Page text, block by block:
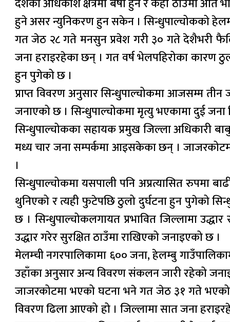
हुने असर न्युनिकरण हुन सकेन । सिन्धुपाल्चोकको
गत जेठ २८ गते मनसुन प्रवेश गरी ३० गते देशैभरी
जना हराइरहेका छन् । गत वर्ष भेलपहिरोका कारण
हुन पुगेको छ ।
प्राप्त विवरण अनुसार सिन्धुपाल्चोकमा आजसम्म
जनाएको छ । सिन्धुपाल्चोकमा मृत्यु भएकामा दुई
सिन्धुपाल्चोकका सहायक प्रमुख जिल्ला अधिकारी
मध्य चार जना सम्पर्कमा आइसकेका छन् ।
।
सिन्धुपाल्चोकमा यसपाली पनि अप्रत्यासित रुपमा
थुनिएको र त्यही फुटेपछि ठुलो दुर्घटना हुन पुगेको
छ । सिन्धुपाल्चोकलगायत प्रभावित जिल्लामा
उद्धार गरेर सुरक्षित ठाउँमा राखिएको जनाइएको छ ।
मेलम्ची नगरपालिकामा ६०० जना, हेलम्बु
उहाँका अनुसार अन्य विवरण संकलन जारी रहेको
जाजरकोटमा भएको घटना भने गत जेठ ३१ गते भएको
विवरण ढिला आएको हो । जिल्लामा सात जना